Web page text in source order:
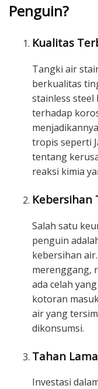
Penguin?
Kualitas
Tangki air
berkualitas
stainless
terhadap
tropis seperti
tentang
reaksi kimia
Kebersihan
Salah satu
penguin
kebersihan
merenggang,
ada celah
kotoran
air yang
dikonsumsi.
Tahan Lama
Investasi